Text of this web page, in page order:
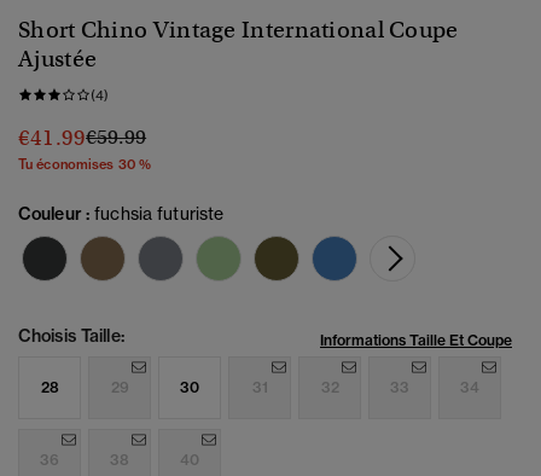
Short Chino Vintage International Coupe
Ajustée
(4)
€41.99Prix réduit de
€59.99à
Tu économises 30 %
Couleur :fuchsia futuriste
Choisis Taille: Informations Taille Et Coupe
28 29 30 31 32 33 34
36 38 40